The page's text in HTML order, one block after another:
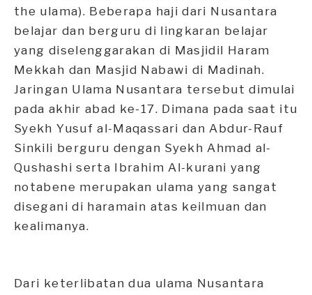
the ulama). Beberapa haji dari Nusantara
belajar dan berguru di lingkaran belajar
yang diselenggarakan di Masjidil Haram
Mekkah dan Masjid Nabawi di Madinah.
Jaringan Ulama Nusantara tersebut dimulai
pada akhir abad ke-17. Dimana pada saat itu
Syekh Yusuf al-Maqassari dan Abdur-Rauf
Sinkili berguru dengan Syekh Ahmad al-
Qushashi serta Ibrahim Al-kurani yang
notabene merupakan ulama yang sangat
disegani di haramain atas keilmuan dan
kealimanya.
Dari keterlibatan dua ulama Nusantara